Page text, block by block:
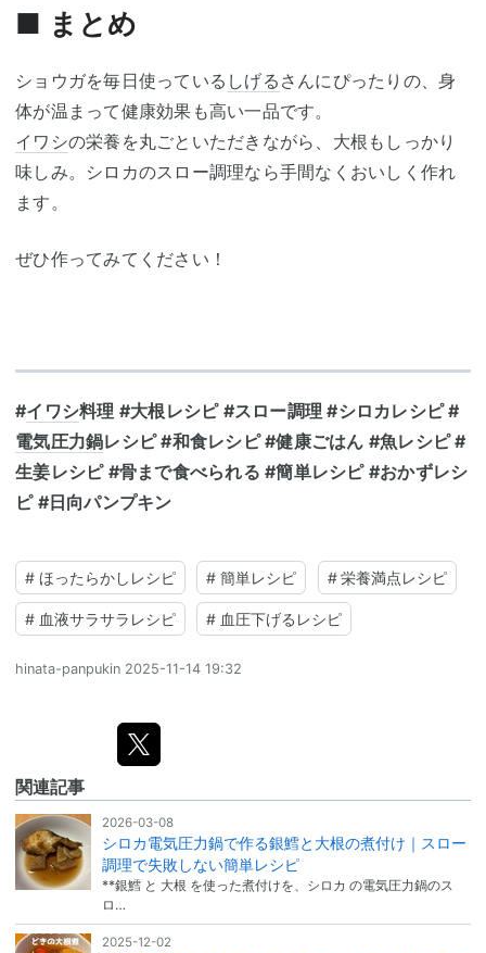
■ まとめ
ショウガを毎日使っている しげる さんにぴったりの、身
体が温まって健康効果も高い一品です。
イワシの栄養を丸ごといただきながら、大根もしっかり
味しみ。シロカのスロー調理なら手間なくおいしく作れ
ます。
ぜひ作ってみてください！
#イワシ料理 #大根レシピ #スロー調理 #シロカレシピ #
電気圧力鍋レシピ #和食レシピ #健康ごはん #魚レシピ #
生姜レシピ #骨まで食べられる #簡単レシピ #おかずレシ
ピ #日向パンプキン
# ほったらかしレシピ # 簡単レシピ # 栄養満点レシピ
# 血液サラサラレシピ # 血圧下げるレシピ
hinata-panpukin 2025-11-14 19:32
関連記事
2026-03-08
シロカ電気圧力鍋で作る銀鱈と大根の煮付け｜スロー
調理で失敗しない簡単レシピ
**銀鱈 と 大根 を使った煮付けを、シロカ の電気圧力鍋のス
ロ…
2025-12-02